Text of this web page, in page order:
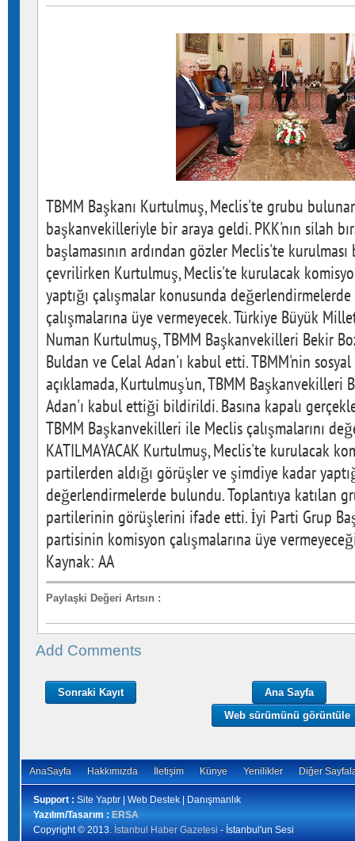
TBMM Başkanı Kurtulmuş, Meclis'te grubu
başkanvekilleriyle bir araya geldi. PKK'nın silah
başlamasının ardından gözler Meclis'te
çevrilirken Kurtulmuş, Meclis'te kurulacak
yaptığı çalışmalar konusunda
çalışmalarına üye vermeyecek. Türkiye Büyük
Numan Kurtulmuş, TBMM Başkanvekilleri Bekir
Buldan ve Celal Adan'ı kabul etti. TBMM'nin
açıklamada, Kurtulmuş'un, TBMM Başkanvekilleri
Adan'ı kabul ettiği bildirildi. Basına kapalı
TBMM Başkanvekilleri ile Meclis çalışmalarını
KATILMAYACAK Kurtulmuş, Meclis'te kurulacak
partilerden aldığı görüşler ve şimdiye kadar
değerlendirmelerde bulundu. Toplantıya katılan
partilerinin görüşlerini ifade etti. İyi Parti Grup
partisinin komisyon çalışmalarına üye
Kaynak: AA
Paylaşki Değeri Artsın :
Add Comments
Sonraki Kayıt
Ana Sayfa
Web sürümünü görüntüle
AnaSayfa Hakkımızda İletişim Künye Yenilikler Diğer
Support : Site Yaptır | Web Destek | Danışmanlık
Yazılım/Tasarım : ERSA
Copyright © 2013. İstanbul Haber Gazetesi - İstanbul'un Sesi